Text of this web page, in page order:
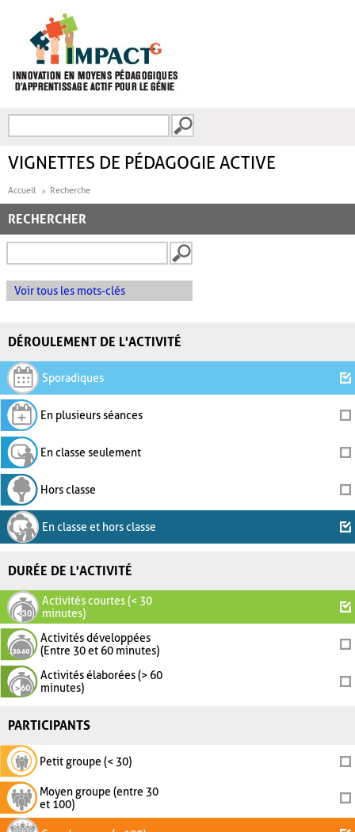
FORMULAIRE DE
VIGNETTES DE PÉDAGOGIE ACTIVE
Accueil Recherche
RECHERCHER
Voir tous les mots-clés
DÉROULEMENT DE L'ACTIVITÉ
Sporadiques
En plusieurs séances
En classe seulement
Hors classe
En classe et hors classe
DURÉE DE L'ACTIVITÉ
Activités courtes (< 30
minutes)
Activités développées
(Entre 30 et 60 minutes)
Activités élaborées (> 60
minutes)
PARTICIPANTS
Petit groupe (< 30)
Moyen groupe (entre 30
et 100)